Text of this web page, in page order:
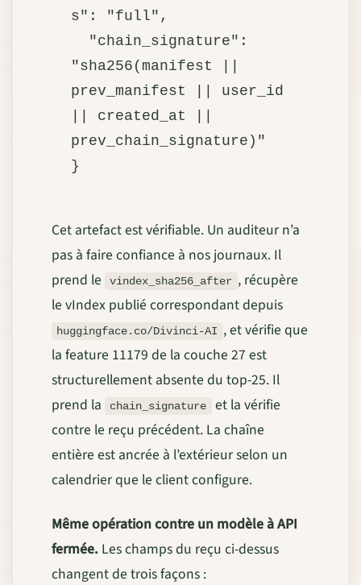
s": "full",
"sha256(manifest ||
prev_manifest || user_id
|| created_at ||
prev_chain_signature)"
Cet artefact est vérifiable. Un auditeur n’a
pas à faire confiance à nos journaux. Il
prend le
vindex_sha256_after , récupère
le vIndex publié correspondant depuis
huggingface.co/Divinci-AI , et vérifie que
la feature 11179 de la couche 27 est
structurellement absente du top-25. Il
prend la
chain_signature
et la vérifie
contre le reçu précédent. La chaîne
entière est ancrée à l’extérieur selon un
calendrier que le client configure.
Même opération contre un modèle à API
fermée. Les champs du reçu ci-dessus
changent de trois façons :